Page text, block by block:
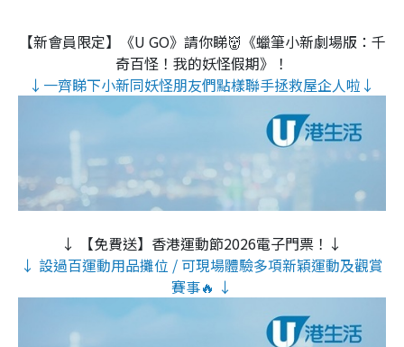
【新會員限定】《U GO》請你睇👹《蠟筆小新劇場版：千
奇百怪！我的妖怪假期》！
↓一齊睇下小新同妖怪朋友們點樣聯手拯救屋企人啦↓
↓ 【免費送】香港運動節2026電子門票！↓
↓ 設過百運動用品攤位 / 可現場體驗多項新穎運動及觀賞
賽事🔥 ↓